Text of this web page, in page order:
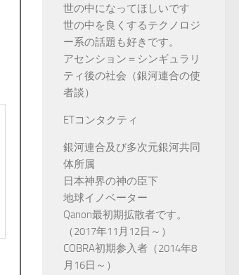
世の中になってほしいです
世の中を良くするテクノロジ
ー系の話題も好きです。
アセンション＝シンギュラリ
ティ後の社会（銀河連合の使
者談）
ETコンタクティ
銀河連合及び多次元銀河共同
体所属
日本神界の神の臣下
地球イノベーター
Qanon最初期拡散者です。
（2017年11月12日～）
COBRA初期参入者（2014年8
月16日～）